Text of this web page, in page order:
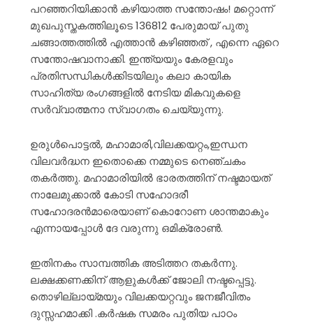
പറഞ്ഞറിയിക്കാൻ കഴിയാത്ത സന്തോഷം! മറ്റൊന്ന്
മുഖപുസ്തകത്തിലൂടെ 136812 പേരുമായ് പുതു
ചങ്ങാത്തത്തിൽ എത്താൻ കഴിഞ്ഞത് , എന്നെ ഏറെ
സന്തോഷവാനാക്കി. ഇന്ത്യയും കേരളവും
പ്രതിസന്ധികൾക്കിടയിലും കലാ കായിക
സാഹിത്യ രംഗങ്ങളിൽ നേടിയ മികവുകളെ
സർവ്വാത്മനാ സ്വാഗതം ചെയ്യുന്നു.
ഉരുൾപൊട്ടൽ, മഹാമാരി,വിലക്കയറ്റം,ഇന്ധന
വിലവർദ്ധന ഇതൊക്കെ നമ്മുടെ നെഞ്ചകം
തകർത്തു. മഹാമാരിയിൽ ഭാരതത്തിന് നഷ്ടമായത്
നാലേമുക്കാൽ കോടി സഹോദരീ
സഹോദരൻമാരെയാണ് കൊറോണ ശാന്തമാകും
എന്നായപ്പോൾ ദേ വരുന്നു ഒമിക്രോൺ.
ഇതിനകം സാമ്പത്തിക അടിത്തറ തകർന്നു.
ലക്ഷക്കണക്കിന് ആളുകൾക്ക് ജോലി നഷ്ടപ്പെട്ടു.
തൊഴില്ലായ്മയും വിലക്കയറ്റവും ജനജീവിതം
ദുസ്സഹമാക്കി .കർഷക സമരം പുതിയ പാഠം